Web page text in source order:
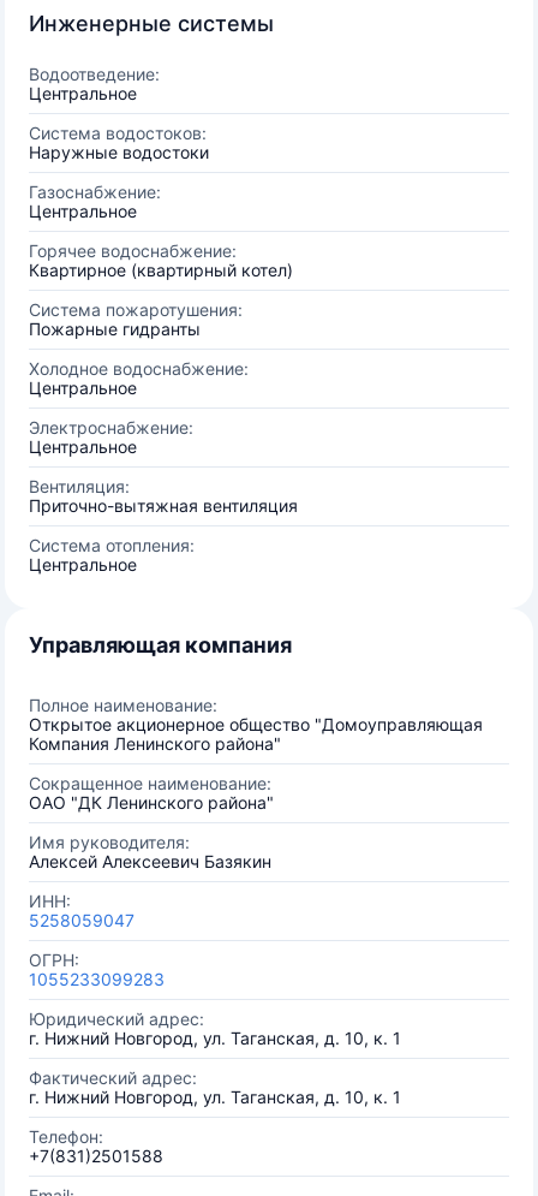
Инженерные системы
Водоотведение:
Центральное
Система водостоков:
Наружные водостоки
Газоснабжение:
Центральное
Горячее водоснабжение:
Квартирное (квартирный котел)
Система пожаротушения:
Пожарные гидранты
Холодное водоснабжение:
Центральное
Электроснабжение:
Центральное
Вентиляция:
Приточно-вытяжная вентиляция
Система отопления:
Центральное
Управляющая компания
Полное наименование:
Открытое акционерное общество "Домоуправляющая
Компания Ленинского района"
Сокращенное наименование:
ОАО "ДК Ленинского района"
Имя руководителя:
Алексей Алексеевич Базякин
ИНН:
5258059047
ОГРН:
1055233099283
Юридический адрес:
г. Нижний Новгород, ул. Таганская, д. 10, к. 1
Фактический адрес:
г. Нижний Новгород, ул. Таганская, д. 10, к. 1
Телефон:
+7(831)2501588